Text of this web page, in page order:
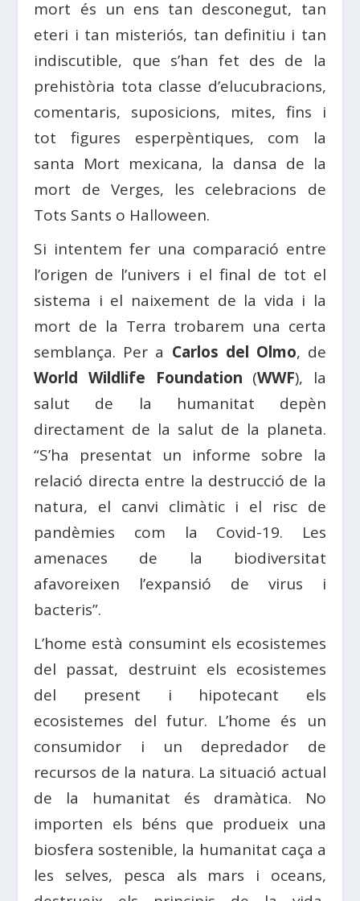
mort és un ens tan desconegut, tan
eteri i tan misteriós, tan definitiu i tan
indiscutible, que s’han fet des de la
prehistòria tota classe d’elucubracions,
comentaris, suposicions, mites, fins i
tot figures esperpèntiques, com la
santa Mort mexicana, la dansa de la
mort de Verges, les celebracions de
Tots Sants o Halloween.
Si intentem fer una comparació entre
l’origen de l’univers i el final de tot el
sistema i el naixement de la vida i la
mort de la Terra trobarem una certa
semblança. Per a Carlos del Olmo, de
World Wildlife Foundation (WWF), la
salut de la humanitat depèn
directament de la salut de la planeta.
“S’ha presentat un informe sobre la
relació directa entre la destrucció de la
natura, el canvi climàtic i el risc de
pandèmies com la Covid-19. Les
amenaces de la biodiversitat
afavoreixen l’expansió de virus i
bacteris”.
L’home està consumint els ecosistemes
del passat, destruint els ecosistemes
del present i hipotecant els
ecosistemes del futur. L’home és un
consumidor i un depredador de
recursos de la natura. La situació actual
de la humanitat és dramàtica. No
importen els béns que produeix una
biosfera sostenible, la humanitat caça a
les selves, pesca als mars i oceans,